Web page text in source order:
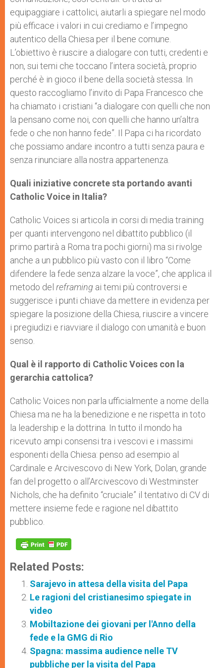
equipaggiare i cattolici, aiutarli a spiegare nel modo
più efficace i valori in cui crediamo e l’impegno
autentico della Chiesa per il bene comune.
L’obiettivo è riuscire a dialogare con tutti, credenti e
non, sui temi che toccano l’intera società, proprio
perché è in gioco il bene della società stessa. In
questo raccogliamo l’invito di Papa Francesco che
ha chiamato i cristiani “a dialogare con quelli che non
la pensano come noi, con quelli che hanno un’altra
fede o che non hanno fede”. Il Papa ci ha ricordato
che possiamo andare incontro a tutti senza paura e
senza rinunciare alla nostra appartenenza.
Quali iniziative concrete sta portando avanti
Catholic Voice in Italia?
Catholic Voices si articola in corsi di media training
per quanti intervengono nel dibattito pubblico (il
primo partirà a Roma tra pochi giorni) ma si rivolge
anche a un pubblico più vasto con il libro “Come
difendere la fede senza alzare la voce”, che applica il
metodo del reframing ai temi più controversi e
suggerisce i punti chiave da mettere in evidenza per
spiegare la posizione della Chiesa, riuscire a vincere
i pregiudizi e riavviare il dialogo con umanità e buon
senso.
Qual è il rapporto di Catholic Voices con la
gerarchia cattolica?
Catholic Voices non parla ufficialmente a nome della
Chiesa ma ne ha la benedizione e ne rispetta in toto
la leadership e la dottrina. In tutto il mondo ha
ricevuto ampi consensi tra i vescovi e i massimi
esponenti della Chiesa: penso ad esempio al
Cardinale e Arcivescovo di New York, Dolan, grande
fan del progetto o all’Arcivescovo di Westminster
Nichols, che ha definito “cruciale” il tentativo di CV di
mettere insieme fede e ragione nel dibattito
pubblico.
Related Posts:
Sarajevo in attesa della visita del Papa
Le ragioni del cristianesimo spiegate in
video
Mobiltazione dei giovani per l'Anno della
fede e la GMG di Rio
Spagna: massima audience nelle TV
pubbliche per la visita del Papa